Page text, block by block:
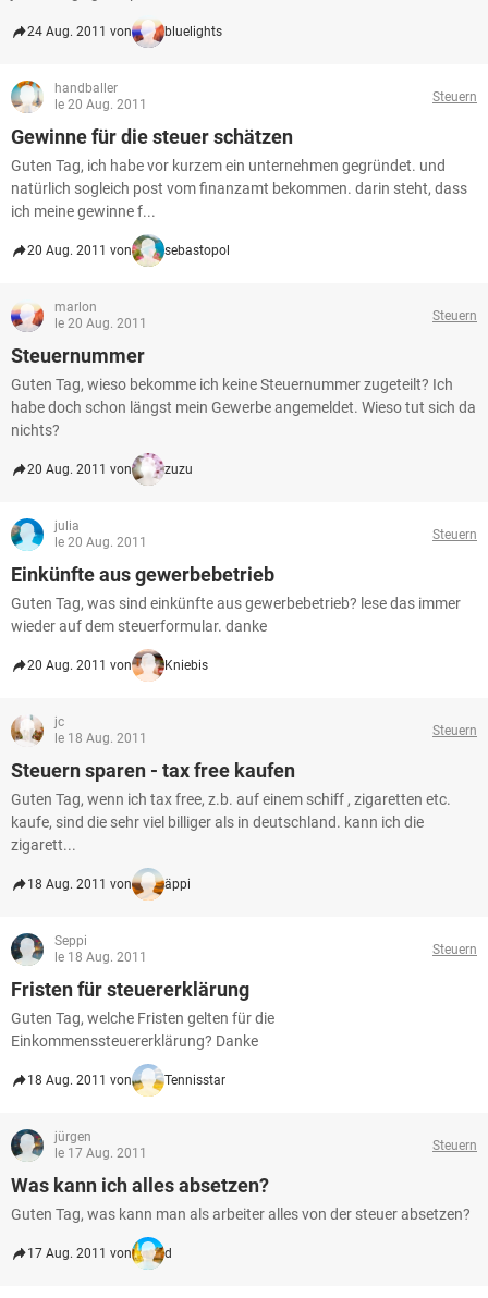
24 Aug. 2011 von bluelights
handballer
le 20 Aug. 2011
Steuern
Gewinne für die steuer schätzen
Guten Tag, ich habe vor kurzem ein unternehmen gegründet. und
natürlich sogleich post vom finanzamt bekommen. darin steht, dass
ich meine gewinne f...
20 Aug. 2011 von sebastopol
marlon
le 20 Aug. 2011
Steuern
Steuernummer
Guten Tag, wieso bekomme ich keine Steuernummer zugeteilt? Ich
habe doch schon längst mein Gewerbe angemeldet. Wieso tut sich da
nichts?
20 Aug. 2011 von zuzu
julia
le 20 Aug. 2011
Steuern
Einkünfte aus gewerbebetrieb
Guten Tag, was sind einkünfte aus gewerbebetrieb? lese das immer
wieder auf dem steuerformular. danke
20 Aug. 2011 von Kniebis
jc
le 18 Aug. 2011
Steuern
Steuern sparen - tax free kaufen
Guten Tag, wenn ich tax free, z.b. auf einem schiff , zigaretten etc.
kaufe, sind die sehr viel billiger als in deutschland. kann ich die
zigarett...
18 Aug. 2011 von äppi
Seppi
le 18 Aug. 2011
Steuern
Fristen für steuererklärung
Guten Tag, welche Fristen gelten für die
Einkommenssteuererklärung? Danke
18 Aug. 2011 von Tennisstar
jürgen
le 17 Aug. 2011
Steuern
Was kann ich alles absetzen?
Guten Tag, was kann man als arbeiter alles von der steuer absetzen?
17 Aug. 2011 von d